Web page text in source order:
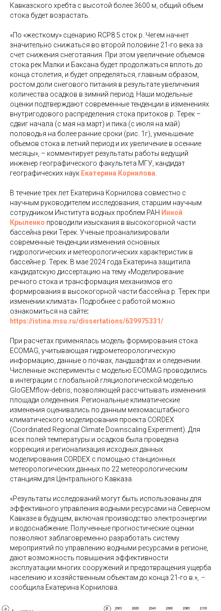
Кавказского хребта с высотой более 3600 м, общий объем
стока будет возрастать.
«По «жесткому» сценарию RCP8.5 сток р. Чегем начнет
значительно снижаться во второй половине 21-го века за
счет снижения снеготаяния. При этом увеличение объемов
стока рек Малки и Баксана будет продолжаться вплоть до
конца столетия, и будет определяться, главным образом,
ростом доли снегового питания в результате увеличения
количества осадков в зимний период. Наши модельные
оценки подтверждают современные тенденции в изменениях
внутригодового распределения стока притоков р. Терек –
сдвиг начала (с мая на март) и пика (с июля на май)
половодья на более ранние сроки (рис. 1г), уменьшение
объемов стока в летний период и их увеличение в осенние
месяцы», – комментирует результаты работы ведущий
инженер географического факультета МГУ, кандидат
географических наук Екатерина Корнилова
В течение трех лет Екатерина Корнилова совместно с
научным руководителем исследования, старшим научным
сотрудником Института водных проблем РАН Инной
Крыленко проводили изыскания в высокогорной части
бассейна реки Терек. Ученые проанализировали
современные тенденции изменения основных
гидрологических и метеорологических характеристик в
бассейне р. Терек. В мае 2024 года Екатерина защитила
кандидатскую диссертацию на тему «Моделирование
речного стока и трансформация механизмов его
формирования в высокогорной части бассейна р. Терек при
изменении климата». Подробнее с работой можно
ознакомиться на сайте:
https://istina.msu.ru/dissertations/639975331/
При расчетах применялась модель формирования стока
ECOMAG, учитывающая гидрометеорологическую
информацию, данные о почвах, ландшафтах и оледенении.
Численные эксперименты с моделью ECOMAG проводились
в интеграции с глобальной гляциологической моделью
GloGEMflow-debris, позволяющей рассчитывать изменения
площади оледенения. Региональные климатические
изменения оценивались по данным мезомасштабного
климатического моделирования проекта CORDEX
(Coordinated Regional Climate Downscaling Experiment). Для
всех полей температуры и осадков была проведена
коррекция и регионализация исходных данных
моделирования CORDEX с помощью станционных
метеорологических данных по 22 метеорологическим
станциям для Центрального Кавказа.
«Результаты исследований могут быть использованы для
эффективного управления водными ресурсами на Северном
Кавказе в будущем, включая производство электроэнергии
и водоснабжение. Полученные прогностические оценки
позволяют заблаговременно разработать систему
мероприятий по управлению водными ресурсами в регионе,
дают возможность повышения эффективности
эксплуатации многих сооружений и предотвращения ущерба
населению и хозяйственным объектам до конца 21-го в.», –
сообщила Екатерина Корнилова.